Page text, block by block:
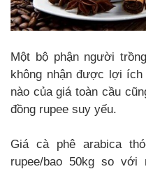
Một bộ phận người
không nhận được lợi
nào của giá toàn cầu
đồng rupee suy yếu.
Giá cà phê arabica
rupee/bao 50kg so với